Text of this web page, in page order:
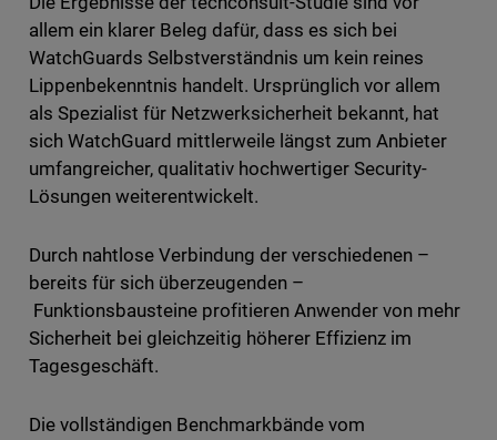
allem ein klarer Beleg dafür, dass es sich bei
WatchGuards Selbstverständnis um kein reines
Lippenbekenntnis handelt. Ursprünglich vor allem
als Spezialist für Netzwerksicherheit bekannt, hat
sich WatchGuard mittlerweile längst zum Anbieter
umfangreicher, qualitativ hochwertiger Security-
Lösungen weiterentwickelt.
Durch nahtlose Verbindung der verschiedenen –
bereits für sich überzeugenden –
Funktionsbausteine profitieren Anwender von mehr
Sicherheit bei gleichzeitig höherer Effizienz im
Tagesgeschäft.
Die vollständigen Benchmarkbände vom